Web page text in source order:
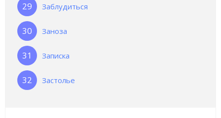
Заблудиться
Заноза
Записка
Застолье